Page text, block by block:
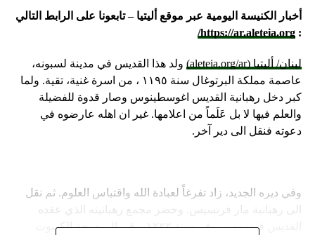
أخبار الكنيسة اليومية عبر موقع أليتيا – تابعونا على الرابط التالي
:
https://ar.aleteia.org/
لبنان/ أليتيا (aleteia.org/ar)
ولد هذا القديس في مدينة لسبونه،
عاصمة مملكة البرتوغال سنة ١١٩٥ ، من اسرة غنية، تقية. ولما
كبر دخل رهبانية القديس اغوسطينوس وصار قدوة للفضيلة
والعلم فيها لا بل عَلَماً من اعلامها. غير ان اهله عارضوه في
دعوته فنقل الى دير آخر.
وفي ديره الجديد، زاد تفرغاً لعبادة الله واقتباس العلوم. ثم نقل
الى رهبانية مار فرنسيس. وحضر مجمع رهبانيته الذي عقده
القديس فرنسيس. وفي سنة ١٢٢٢ رقي الى درجة الكهنوت